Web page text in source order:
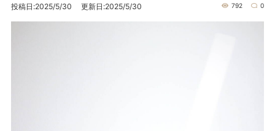
投稿日:2025/5/30 更新日:2025/5/30 792 0